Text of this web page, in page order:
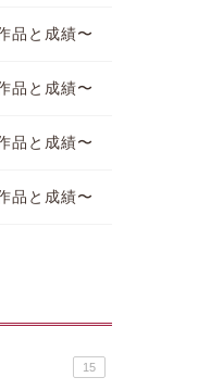
品と成績〜
品と成績〜
品と成績〜
品と成績〜
15